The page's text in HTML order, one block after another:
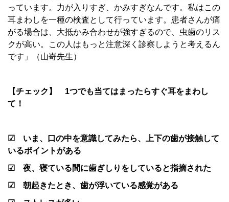
っています。力が入りすぎ、かみすぎなんです。私はこの
耳まわしを一種の検査として行っています。患者さんが痛
がる場合は、大抵かみ合わせが強すぎるので、虫歯のリス
クが高い。この人はもっと注意深く診察しようと考えるん
です」（山嵜先生）
【チェック】 1つでも当てはまったらすぐ耳をまわし
て！
☑ いま、口の中を意識してみたら、上下の歯が接触して
いるポイントがある
☑ 夜、寝ている間に歯ぎしりをしていると指摘された
☑ 朝起きたとき、歯が浮いている感覚がある